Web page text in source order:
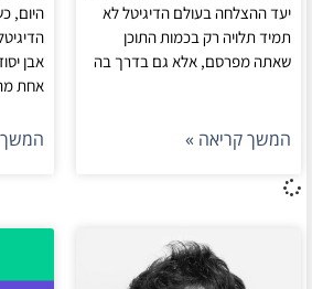
יעד ההצלחה בעולם הדיגיטל לא
תמיד תלויה רק בכמות התוכן
שאתה מפרסם, אלא גם בדרך בה
המשך קריאה »
היום,
אבן
אחת
המשך